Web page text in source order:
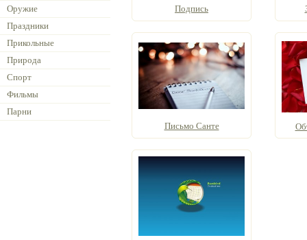
Оружие
Праздники
Прикольные
Природа
Спорт
Фильмы
Парни
Подпись
Письмо Санте